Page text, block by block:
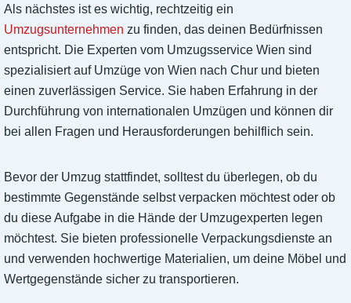
Als nächstes ist es wichtig, rechtzeitig ein
Umzugsunternehmen zu finden, das deinen Bedürfnissen
entspricht. Die Experten vom Umzugsservice Wien sind
spezialisiert auf Umzüge von Wien nach Chur und bieten
einen zuverlässigen Service. Sie haben Erfahrung in der
Durchführung von internationalen Umzügen und können dir
bei allen Fragen und Herausforderungen behilflich sein.
Bevor der Umzug stattfindet, solltest du überlegen, ob du
bestimmte Gegenstände selbst verpacken möchtest oder ob
du diese Aufgabe in die Hände der Umzugexperten legen
möchtest. Sie bieten professionelle Verpackungsdienste an
und verwenden hochwertige Materialien, um deine Möbel und
Wertgegenstände sicher zu transportieren.